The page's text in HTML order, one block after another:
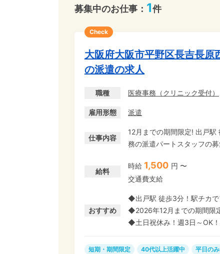
募集中のお仕事： 1件
Check
大阪府大阪市平野区長吉長原
の派遣の求人
職種 医療事務 （クリニック受付）
雇用形態 派遣
仕事内容
12月までの期間限定! 出戸
務の派遣パートスタッフの募集です。 外来受付、電子カルテ入力、
れば大丈夫です。 病院やクリニックでの受付業務の経験があれば資格不要! ブランクがあ
る方もチャレンジしやすい
給料
時給 1,500 円 〜
交通費支給
おすすめ
◆出戸駅 徒歩3分！駅チカで
◆2026年12月までの期間限
◆土日祝休み！週3日～OK
短期・期間限定 40代以上活躍中 平日の